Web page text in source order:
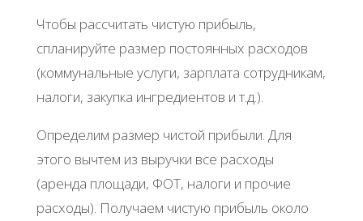
Чтобы рассчитать чистую прибыль,
спланируйте размер постоянных расходов
(коммунальные услуги, зарплата сотрудникам,
налоги, закупка ингредиентов и т.д.).
Определим размер чистой прибыли. Для
этого вычтем из выручки все расходы
(аренда площади, ФОТ, налоги и прочие
расходы). Получаем чистую прибыль около